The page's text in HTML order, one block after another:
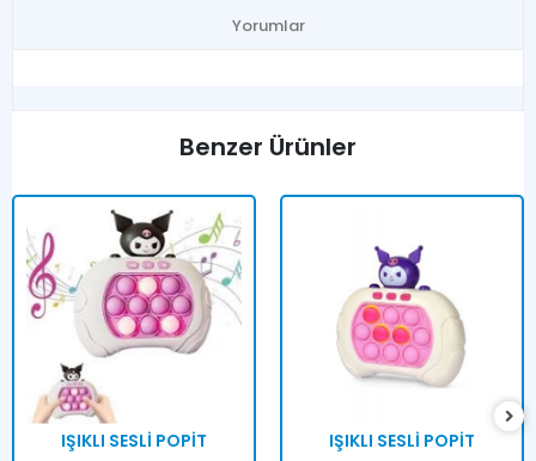
Yorumlar
Benzer Ürünler
IŞIKLI SESLİ POPİT IŞIKLI SESLİ POPİT